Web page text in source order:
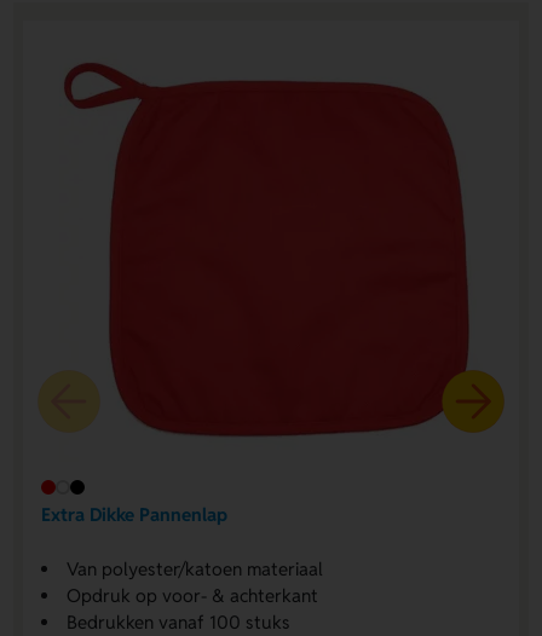
Extra Dikke Pannenlap
Van polyester/katoen materiaal
Opdruk op voor- & achterkant
Bedrukken vanaf 100 stuks